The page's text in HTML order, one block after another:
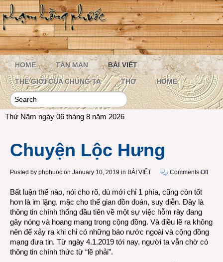
HOME TẢN MẠN BÀI VIẾT
THẾ GIỚI CỦA CHÚNG TA THƠ HOME
Thứ Năm ngày 06 tháng 8 năm 2026
Chuyện Lộc Hưng
Posted by phphuoc on January 10, 2019 in BÀI VIẾT Comments Offon
Bất luận thế nào, nói cho rõ, dù mới chỉ 1 phía, cũng còn tốt
hơn là im lặng, mặc cho thế gian đồn đoán, suy diễn. Đây là
thông tin chính thống đầu tiên về một sự việc hỗm rày đang
gây nóng và hoang mang trong cộng đồng. Và điều lẽ ra không
nên để xảy ra khi chỉ có những báo nước ngoài và cộng đồng
mạng đưa tin. Từ ngày 4.1.2019 tới nay, người ta vẫn chờ có
thông tin chính thức từ “lề phải”.